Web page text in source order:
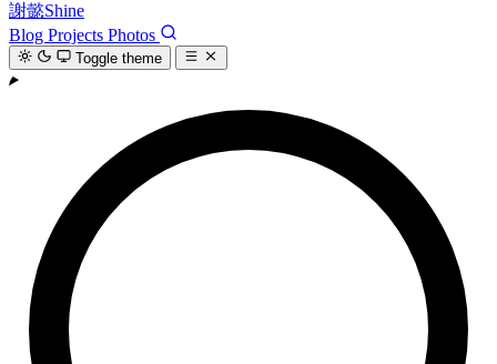
謝懿Shine
Blog Projects Photos
Toggle theme